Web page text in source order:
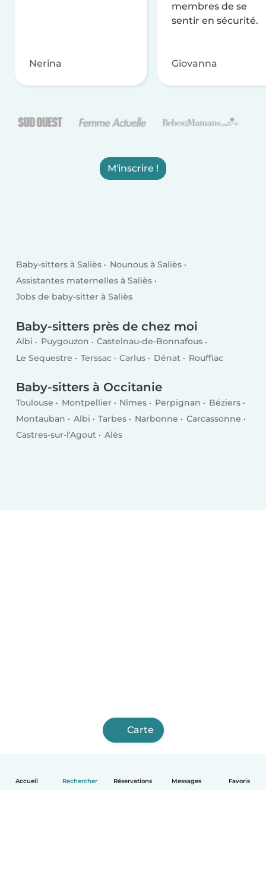
Accueil Rechercher Réservations Messages Favoris
Nerina
membres de se
sentir en sécurité.
Giovanna
M'inscrire !
Baby-sitters à Saliès
Nounous à Saliès
Assistantes maternelles à Saliès
Jobs de baby-sitter à Saliès
Baby-sitters près de chez moi
Albi Puygouzon
Castelnau-de-Bonnafous
Le Sequestre
Terssac Carlus Dénat Rouffiac
Baby-sitters à Occitanie
Toulouse Montpellier Nîmes Perpignan
Béziers
Montauban
Albi Tarbes Narbonne
Carcassonne
Castres-sur-l'Agout
Alès
Carte